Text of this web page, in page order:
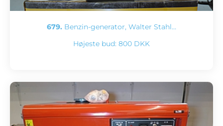
679. Benzin-generator, Walter Stahl…
Højeste bud: 800 DKK